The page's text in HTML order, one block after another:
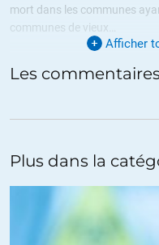
mort dans les communes
communes de vieux…
plausible, je ne jette pas la
seulement que les militants
les votants, assesseurs et
assassins suicidaires.
Afficher
Les
Plus dans la